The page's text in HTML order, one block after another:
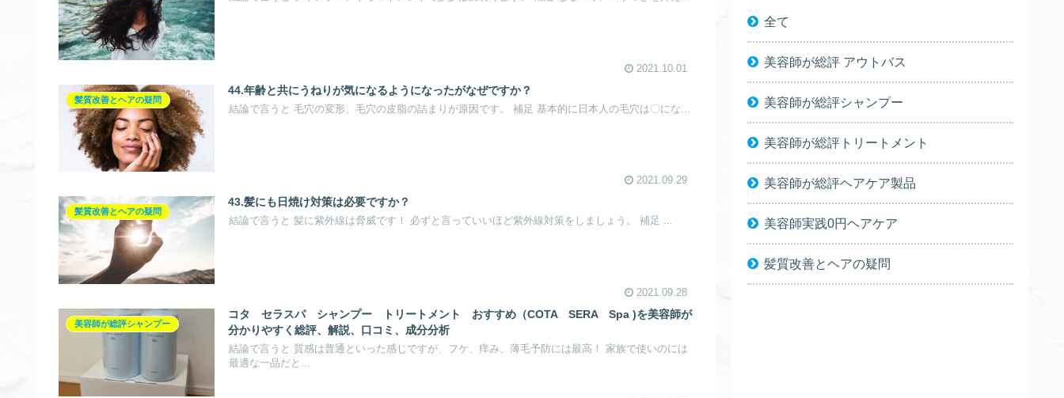
2021.10.01
髪質改善とヘアの疑問
44.年齢と共にうねりが気になるようになったがなぜですか？
結論で言うと 毛穴の変形、毛穴の皮脂の詰まりが原因です。 補足 基本的に日本人の毛穴は〇にな...
2021.09.29
髪質改善とヘアの疑問
43.髪にも日焼け対策は必要ですか？
結論で言うと 髪に紫外線は脅威です！ 必ずと言っていいほど紫外線対策をしましょう。 補足 ...
2021.09.28
美容師が総評シャンプー
コタ セラスパ シャンプー トリートメント おすすめ（COTA SERA Spa )を美容師が
分かりやすく総評、解説、口コミ、成分分析
結論で言うと 質感は普通といった感じですが、フケ、痒み、薄毛予防には最高！ 家族で使いのには
最適な一品だと...
全て
美容師が総評 アウトバス
美容師が総評シャンプー
美容師が総評トリートメント
美容師が総評ヘアケア製品
美容師実践0円ヘアケア
髪質改善とヘアの疑問